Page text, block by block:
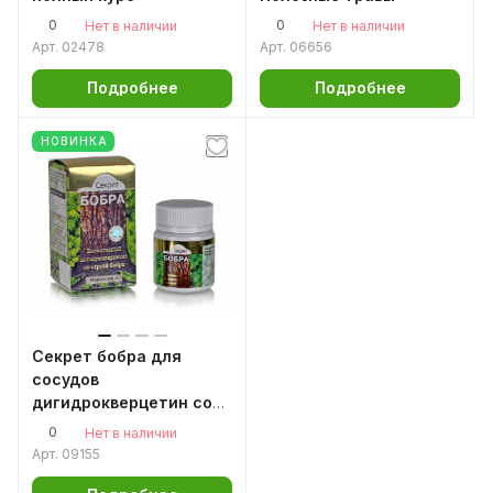
0
Нет в наличии
Арт. 02478
Подробнее
0
Нет в наличии
Арт. 06656
Подробнее
НОВИНКА
Секрет бобра для
сосудов
дигидрокверцетин со
струей бобра в
капсулах
0
Нет в наличии
Арт. 09155